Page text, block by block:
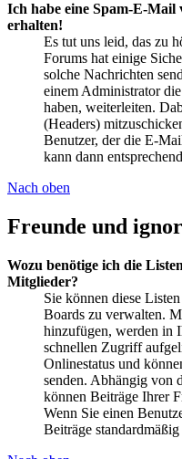
Ich habe eine Spam-E-Mail
erhalten!
Es tut uns leid, das zu
Forums hat einige
solche Nachrichten
einem Administrator
haben, weiterleiten.
(Headers)
Benutzer, der die E-
kann dann
Nach oben
Freunde und
Wozu benötige ich die
Mitglieder?
Sie können diese
Boards zu verwalten.
hinzufügen, werden in
schnellen Zugriff
Onlinestatus und
senden. Abhängig von
können Beiträge Ihrer
Wenn Sie einen
Beiträge